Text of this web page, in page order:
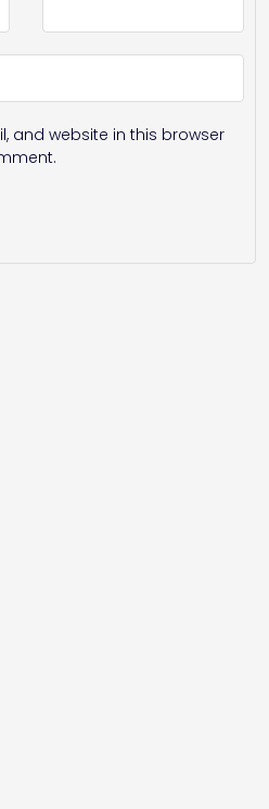
and website in this browser